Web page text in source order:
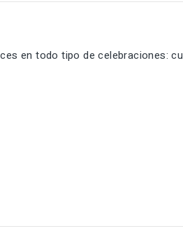
en todo tipo de celebraciones: